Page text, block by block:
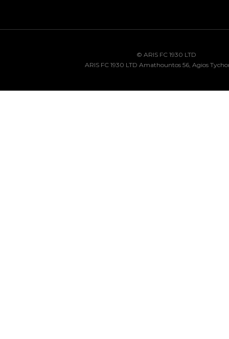
© ARIS FC 1930 LTD
ARIS FC 1930 LTD Amathountos 56, Agios